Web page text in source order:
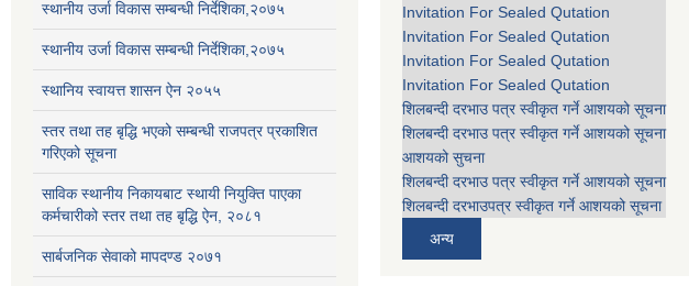
स्थानीय उर्जा विकास सम्बन्धी निर्देशिका,२०७५
स्थानीय उर्जा विकास सम्बन्धी निर्देशिका,२०७५
स्थानिय स्वायत्त शासन ऐन २०५५
स्तर तथा तह बृद्धि भएको सम्बन्धी राजपत्र प्रकाशित
गरिएको सूचना
साविक स्थानीय निकायबाट स्थायी नियुक्ति पाएका
कर्मचारीको स्तर तथा तह बृद्धि ऐन, २०८१
सार्बजनिक सेवाको मापदण्ड २०७१
Invitation For Sealed Qutation
Invitation For Sealed Qutation
Invitation For Sealed Qutation
Invitation For Sealed Qutation
शिलबन्दी दरभाउ पत्र स्वीकृत गर्ने आशयको सूचना
शिलबन्दी दरभाउ पत्र स्वीकृत गर्ने आशयको सूचना
आशयको सुचना
शिलबन्दी दरभाउ पत्र स्वीकृत गर्ने आशयको सूचना
शिलबन्दी दरभाउपत्र स्वीकृत गर्ने आशयको सूचना
अन्य